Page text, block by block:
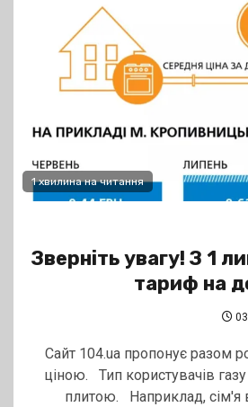
1 хвилина на читання
Зверніть увагу! З 1
тариф на
Сайт 104.ua пропонує разом
ціною.⠀Тип користувачів
плитою.⠀Наприклад,